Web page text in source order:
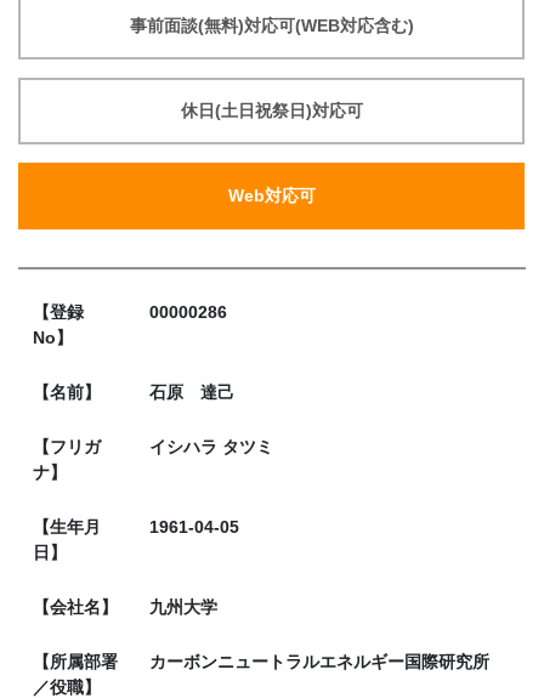
事前面談(無料)対応可(WEB対応含む)
休日(土日祝祭日)対応可
Web対応可
【登録
No】
00000286
【名前】 石原 達己
【フリガ
ナ】
イシハラ タツミ
【生年月
日】
1961-04-05
【会社名】 九州大学
【所属部署
／役職】
カーボンニュートラルエネルギー国際研究所